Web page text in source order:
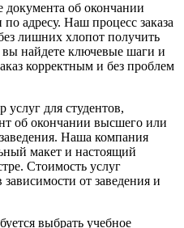
документа об окончании
адресу. Наш процесс заказа
лишних хлопот получить
найдете ключевые шаги и
корректным и без проблем
для студентов,
об окончании высшего или
Наша компания
макет и настоящий
Стоимость услуг
от заведения и
выбрать учебное